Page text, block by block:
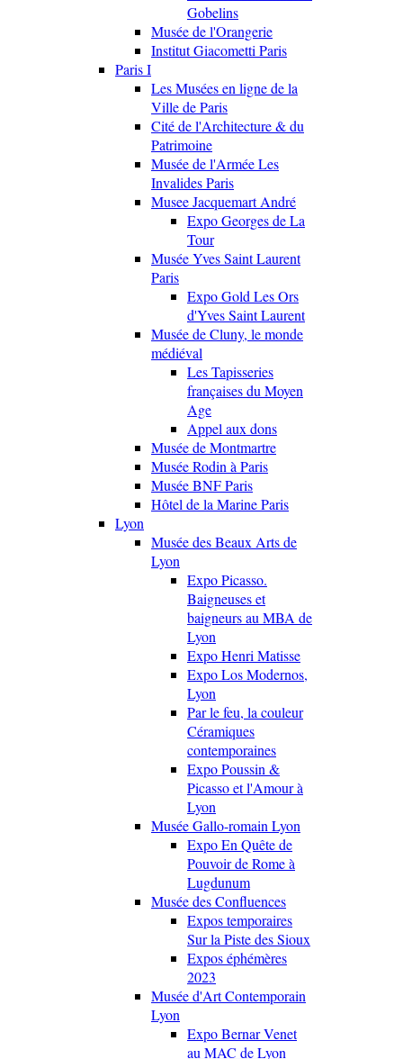
Gobelins
Musée de l'Orangerie
Institut Giacometti Paris
Paris I
Les Musées en ligne de la
Ville de Paris
Cité de l'Architecture & du
Patrimoine
Musée de l'Armée Les
Invalides Paris
Musee Jacquemart André
Expo Georges de La
Tour
Musée Yves Saint Laurent
Paris
Expo Gold Les Ors
d'Yves Saint Laurent
Musée de Cluny, le monde
médiéval
Les Tapisseries
françaises du Moyen
Age
Appel aux dons
Musée de Montmartre
Musée Rodin à Paris
Musée BNF Paris
Hôtel de la Marine Paris
Lyon
Musée des Beaux Arts de
Lyon
Expo Picasso.
Baigneuses et
baigneurs au MBA de
Lyon
Expo Henri Matisse
Expo Los Modernos,
Lyon
Par le feu, la couleur
Céramiques
contemporaines
Expo Poussin &
Picasso et l'Amour à
Lyon
Musée Gallo-romain Lyon
Expo En Quête de
Pouvoir de Rome à
Lugdunum
Musée des Confluences
Expos temporaires
Sur la Piste des Sioux
Expos éphémères
2023
Musée d'Art Contemporain
Lyon
Expo Bernar Venet
au MAC de Lyon